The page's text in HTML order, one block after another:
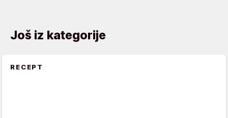
Još iz kategorije
RECEPT